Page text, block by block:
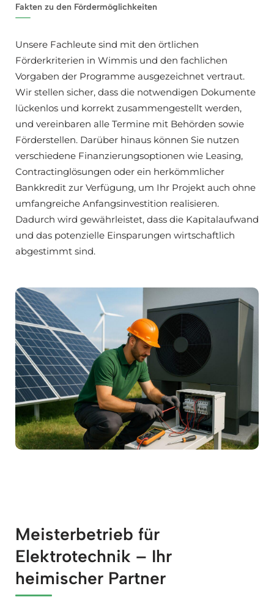
Fakten zu den Fördermöglichkeiten
Unsere Fachleute sind mit den örtlichen
Förderkriterien in Wimmis und den fachlichen
Vorgaben der Programme ausgezeichnet vertraut.
Wir stellen sicher, dass die notwendigen Dokumente
lückenlos und korrekt zusammengestellt werden,
und vereinbaren alle Termine mit Behörden sowie
Förderstellen. Darüber hinaus können Sie nutzen
verschiedene Finanzierungsoptionen wie Leasing,
Contractinglösungen oder ein herkömmlicher
Bankkredit zur Verfügung, um Ihr Projekt auch ohne
umfangreiche Anfangsinvestition realisieren.
Dadurch wird gewährleistet, dass die Kapitalaufwand
und das potenzielle Einsparungen wirtschaftlich
abgestimmt sind.
Meisterbetrieb für
Elektrotechnik – Ihr
heimischer Partner